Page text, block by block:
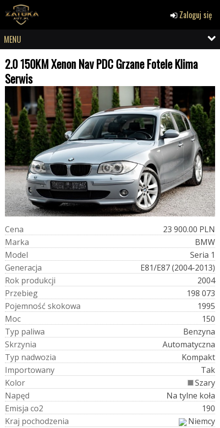
Zaloguj się
MENU
2.0 150KM Xenon Nav PDC Grzane Fotele Klima
Serwis
Cena
23 900.00 PLN
Marka
BMW
Model
Seria 1
Generacja
E81/E87 (2004-2013)
Rok produkcji
2004
Przebieg
198 073
Pojemność skokowa
1995
Moc
150
Typ paliwa
Benzyna
Skrzynia
Automatyczna
Typ nadwozia
Kompakt
Importowany
Tak
Kolor
Szary
Napęd
Na tylne koła
Emisja co2
190
Kraj pochodzenia
Niemcy